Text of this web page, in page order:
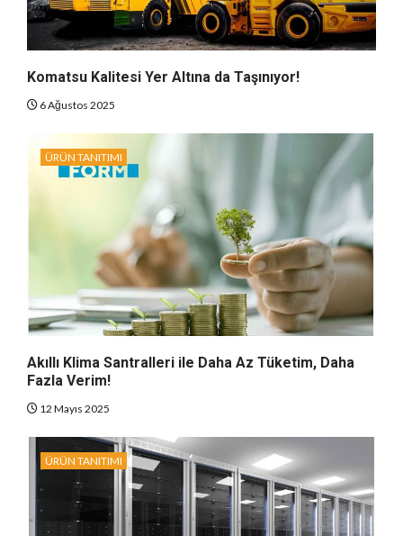
Komatsu Kalitesi Yer Altına da Taşınıyor!
6 Ağustos 2025
ÜRÜN TANITIMI
Akıllı Klima Santralleri ile Daha Az Tüketim, Daha
Fazla Verim!
12 Mayıs 2025
ÜRÜN TANITIMI